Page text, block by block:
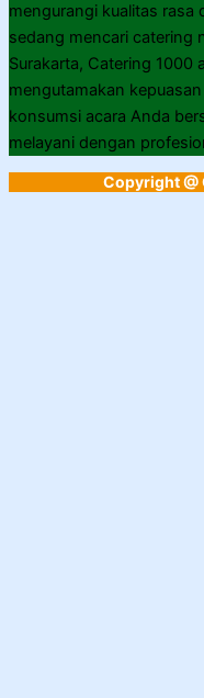
mengurangi kualitas rasa
sedang mencari catering
Surakarta, Catering 1000
mengutamakan
konsumsi acara Anda
melayani dengan
Copyright @